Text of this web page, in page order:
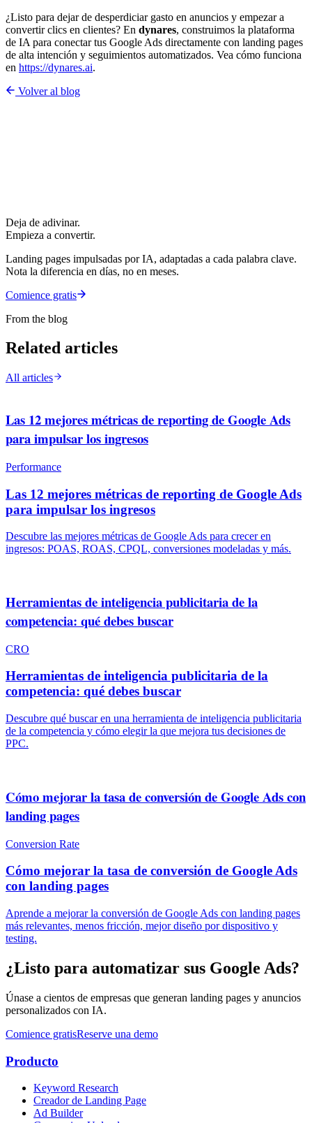
¿Listo para dejar de desperdiciar gasto en anuncios y empezar a
convertir clics en clientes? En dynares, construimos la plataforma
de IA para conectar tus Google Ads directamente con landing pages
de alta intención y seguimientos automatizados. Vea cómo funciona
en https://dynares.ai.
Volver al blog
Deja de adivinar.
Empieza a convertir.
Landing pages impulsadas por IA, adaptadas a cada palabra clave.
Nota la diferencia en días, no en meses.
Comience gratis
From the blog
Related articles
All articles
Las 12 mejores métricas de reporting de Google Ads
para impulsar los ingresos
Performance
Las 12 mejores métricas de reporting de Google Ads
para impulsar los ingresos
Descubre las mejores métricas de Google Ads para crecer en
ingresos: POAS, ROAS, CPQL, conversiones modeladas y más.
Herramientas de inteligencia publicitaria de la
competencia: qué debes buscar
CRO
Herramientas de inteligencia publicitaria de la
competencia: qué debes buscar
Descubre qué buscar en una herramienta de inteligencia publicitaria
de la competencia y cómo elegir la que mejora tus decisiones de
PPC.
Cómo mejorar la tasa de conversión de Google Ads con
landing pages
Conversion Rate
Cómo mejorar la tasa de conversión de Google Ads
con landing pages
Aprende a mejorar la conversión de Google Ads con landing pages
más relevantes, menos fricción, mejor diseño por dispositivo y
testing.
¿Listo para automatizar sus Google Ads?
Únase a cientos de empresas que generan landing pages y anuncios
personalizados con IA.
Comience gratisReserve una demo
Producto
Keyword Research
Creador de Landing Page
Ad Builder